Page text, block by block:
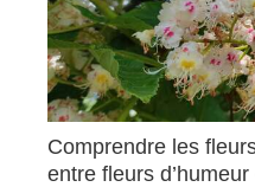
Comprendre les
entre fleurs